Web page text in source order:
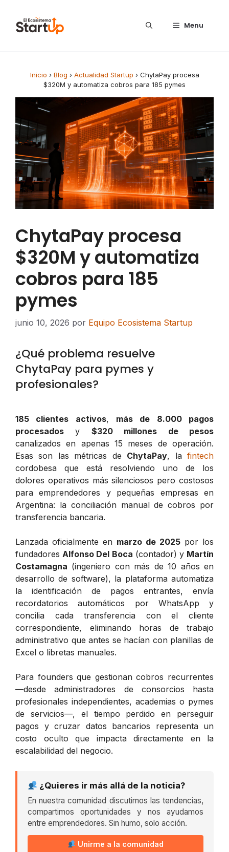
Menu
Inicio › Blog › Actualidad Startup › ChytaPay procesa
$320M y automatiza cobros para 185 pymes
ChytaPay procesa
$320M y automatiza
cobros para 185
pymes
junio 10, 2026 por Equipo Ecosistema Startup
¿Qué problema resuelve
ChytaPay para pymes y
profesionales?
185 clientes activos, más de 8.000 pagos
procesados y $320 millones de pesos
canalizados en apenas 15 meses de operación.
Esas son las métricas de ChytaPay, lafintech
cordobesa que está resolviendo uno de los
dolores operativos más silenciosos pero costosos
para emprendedores y pequeñas empresas en
Argentina: la conciliación manual de cobros por
transferencia bancaria.
Lanzada oficialmente en marzo de 2025 por los
fundadoresAlfonso Del Boca (contador) y Martín
Costamagna (ingeniero con más de 10 años en
desarrollo de software), la plataforma automatiza
la identificación de pagos entrantes, envía
recordatorios automáticos por WhatsApp y
concilia cada transferencia con el cliente
correspondiente, eliminando horas de trabajo
administrativo que antes se hacían con planillas de
Excel o libretas manuales.
Para founders que gestionan cobros recurrentes
—desde administradores de consorcios hasta
profesionales independientes, academias o pymes
de servicios—, el tiempo perdido en perseguir
pagos y cruzar datos bancarios representa un
costo oculto que impacta directamente en la
escalabilidad del negocio.
¿Quieres ir más allá de la noticia?
En nuestra comunidad discutimos las tendencias,
compartimos oportunidades y nos ayudamos
entre emprendedores. Sin humo, solo acción.
Unirme a la comunidad